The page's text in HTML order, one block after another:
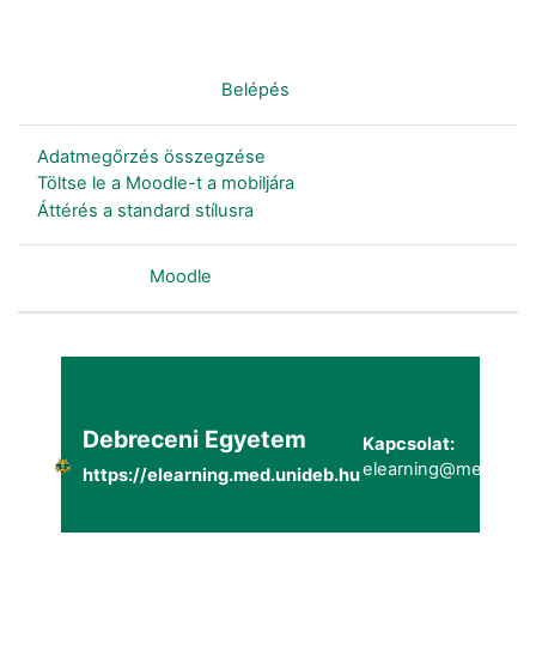
Belépés
Adatmegőrzés összegzése
Töltse le a Moodle-t a mobiljára
Áttérés a standard stílusra
Moodle
Debreceni Egyetem
https://elearning.med.unideb.hu
Kapcsolat: